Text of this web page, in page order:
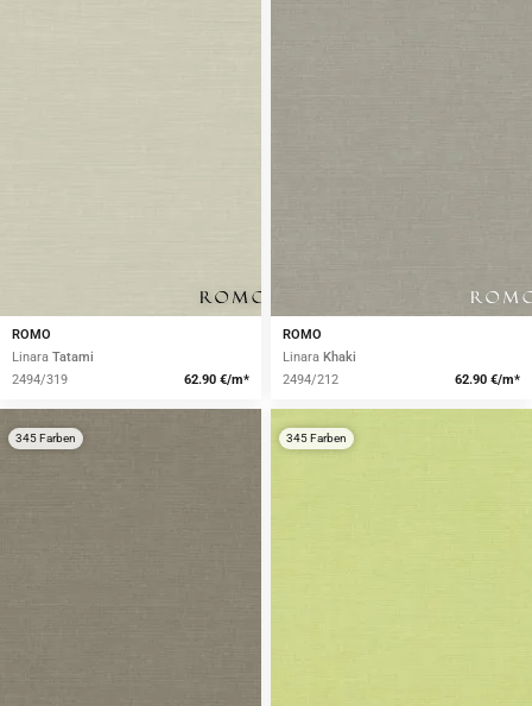
ROMO
Linara Tatami
2494/319
62.90 €/m*
ROMO
Linara Khaki
2494/212
62.90 €/m*
345 Farben 345 Farben